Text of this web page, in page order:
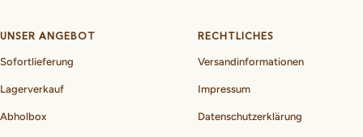
UNSER ANGEBOT
Sofortlieferung
Lagerverkauf
Abholbox
RECHTLICHES
Versandinformationen
Impressum
Datenschutzerklärung